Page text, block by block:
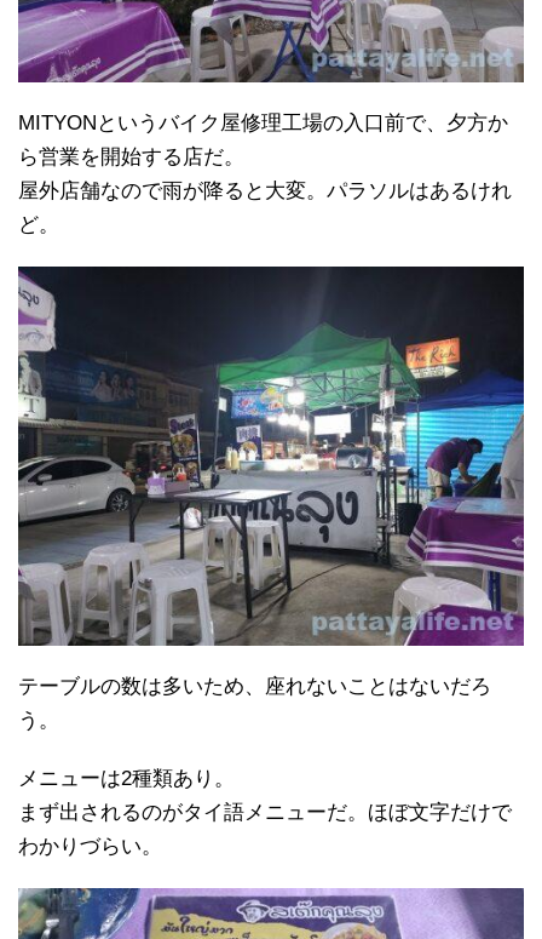
MITYONというバイク屋修理工場の入口前で、夕方か
ら営業を開始する店だ。
屋外店舗なので雨が降ると大変。パラソルはあるけれ
ど。
テーブルの数は多いため、座れないことはないだろ
う。
メニューは2種類あり。
まず出されるのがタイ語メニューだ。ほぼ文字だけで
わかりづらい。